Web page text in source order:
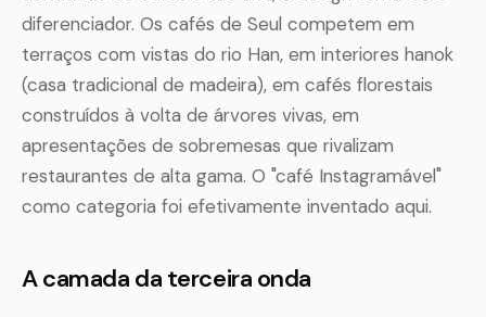
diferenciador. Os cafés de Seul competem em
terraços com vistas do rio Han, em interiores hanok
(casa tradicional de madeira), em cafés florestais
construídos à volta de árvores vivas, em
apresentações de sobremesas que rivalizam
restaurantes de alta gama. O "café Instagramável"
como categoria foi efetivamente inventado aqui.
A camada da terceira onda